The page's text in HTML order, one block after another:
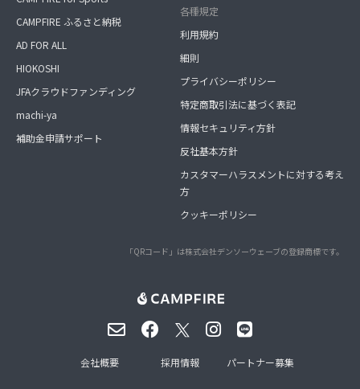
CAMPFIRE ふるさと納税
AD FOR ALL
HIOKOSHI
JFAクラウドファンディング
machi-ya
補助金申請サポート
各種規定
利用規約
細則
プライバシーポリシー
特定商取引法に基づく表記
情報セキュリティ方針
反社基本方針
カスタマーハラスメントに対する考え
方
クッキーポリシー
「QRコード」は株式会社デンソーウェーブの登録商標です。
会社概要 採用情報 パートナー募集